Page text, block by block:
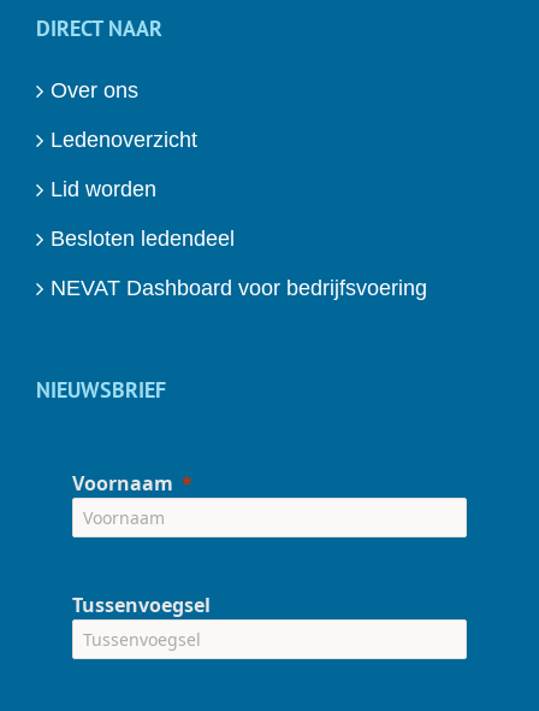
DIRECT NAAR
Over ons
Ledenoverzicht
Lid worden
Besloten ledendeel
NEVAT Dashboard voor bedrijfsvoering
NIEUWSBRIEF
Voornaam
Tussenvoegsel